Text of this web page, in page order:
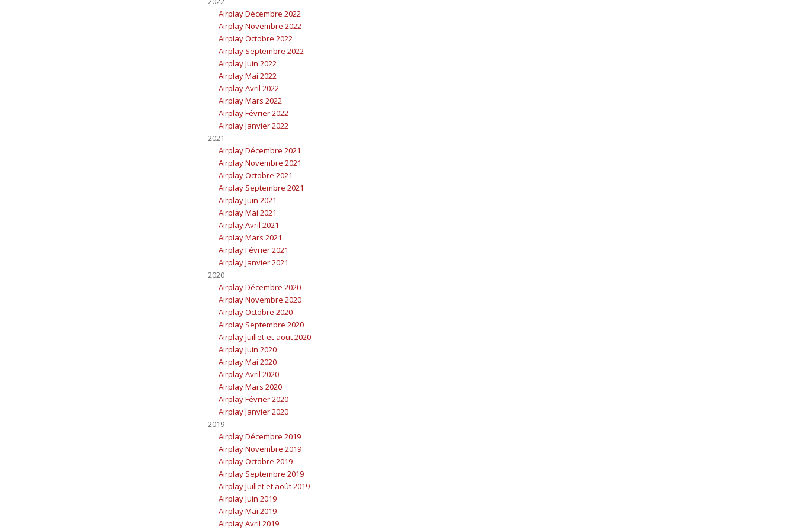
Airplay Décembre 2022
Airplay Novembre 2022
Airplay Octobre 2022
Airplay Septembre 2022
Airplay Juin 2022
Airplay Mai 2022
Airplay Avril 2022
Airplay Mars 2022
Airplay Février 2022
Airplay Janvier 2022
2021
Airplay Décembre 2021
Airplay Novembre 2021
Airplay Octobre 2021
Airplay Septembre 2021
Airplay Juin 2021
Airplay Mai 2021
Airplay Avril 2021
Airplay Mars 2021
Airplay Février 2021
Airplay Janvier 2021
2020
Airplay Décembre 2020
Airplay Novembre 2020
Airplay Octobre 2020
Airplay Septembre 2020
Airplay Juillet-et-aout 2020
Airplay Juin 2020
Airplay Mai 2020
Airplay Avril 2020
Airplay Mars 2020
Airplay Février 2020
Airplay Janvier 2020
2019
Airplay Décembre 2019
Airplay Novembre 2019
Airplay Octobre 2019
Airplay Septembre 2019
Airplay Juillet et août 2019
Airplay Juin 2019
Airplay Mai 2019
Airplay Avril 2019